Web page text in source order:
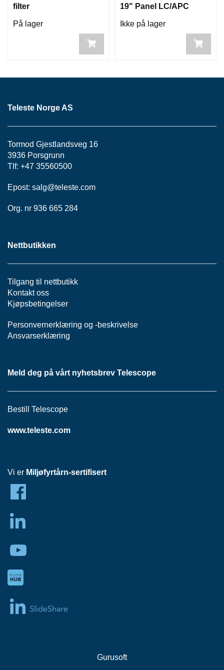
filter
På lager
19" Panel LC/APC
Ikke på lager
Teleste Norge AS
Tormod Gjestlandsveg 16
3936 Porsgrunn
Tlf: +47 35560500
Epost: salg@teleste.com
Org. nr 936 665 284
Nettbutikken
Tilgang til nettbutikk
Kontakt oss
Kjøpsbetingelser
Personvernerklæring og -beskrivelse
Ansvarserklæring
Meld deg på vårt nyhetsbrev Telescope
Bestill Telescope
www.teleste.com
Vi er Miljøfyrtårn-sertifisert
Gurusoft